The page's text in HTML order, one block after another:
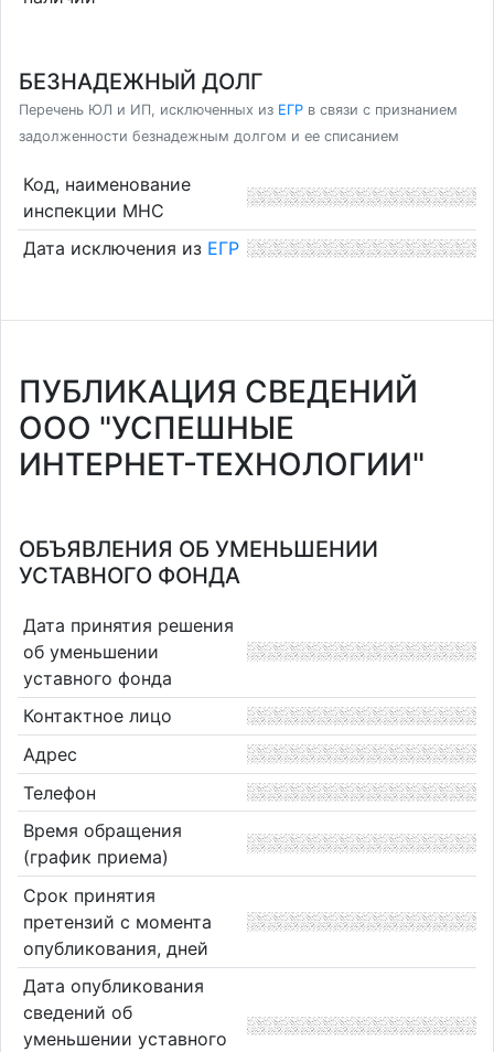
БЕЗНАДЕЖНЫЙ ДОЛГ
Перечень ЮЛ и ИП, исключенных из ЕГР в связи с признанием
задолженности безнадежным долгом и ее списанием
Код, наименование
инспекции МНС
Дата исключения из ЕГР
ПУБЛИКАЦИЯ СВЕДЕНИЙ
ООО "УСПЕШНЫЕ
ИНТЕРНЕТ-ТЕХНОЛОГИИ"
ОБЪЯВЛЕНИЯ ОБ УМЕНЬШЕНИИ
УСТАВНОГО ФОНДА
Дата принятия решения
об уменьшении
уставного фонда
Контактное лицо
Адрес
Телефон
Время обращения
(график приема)
Срок принятия
претензий с момента
опубликования, дней
Дата опубликования
сведений об
уменьшении уставного